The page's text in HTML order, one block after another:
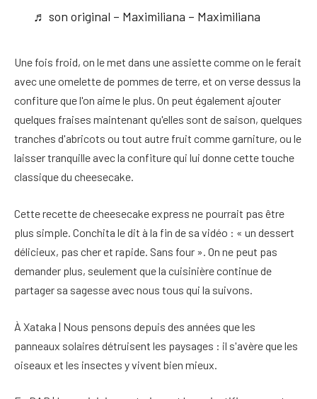
♬ son original – Maximiliana – Maximiliana
Une fois froid, on le met dans une assiette comme on le ferait
avec une omelette de pommes de terre, et on verse dessus la
confiture que l'on aime le plus. On peut également ajouter
quelques fraises maintenant qu'elles sont de saison, quelques
tranches d'abricots ou tout autre fruit comme garniture, ou le
laisser tranquille avec la confiture qui lui donne cette touche
classique du cheesecake.
Cette recette de cheesecake express ne pourrait pas être
plus simple. Conchita le dit à la fin de sa vidéo : « un dessert
délicieux, pas cher et rapide. Sans four ». On ne peut pas
demander plus, seulement que la cuisinière continue de
partager sa sagesse avec nous tous qui la suivons.
À Xataka | Nous pensons depuis des années que les
panneaux solaires détruisent les paysages : il s'avère que les
oiseaux et les insectes y vivent bien mieux.